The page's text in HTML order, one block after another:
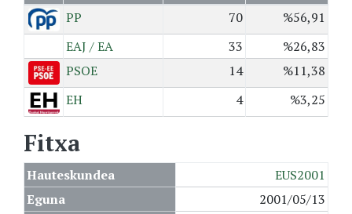
PP
70
%56,91
EAJ / EA
33
%26,83
PSOE
14
%11,38
EH
4 %3,25
Fitxa
Hauteskundea
EUS2001
Eguna
2001/05/13